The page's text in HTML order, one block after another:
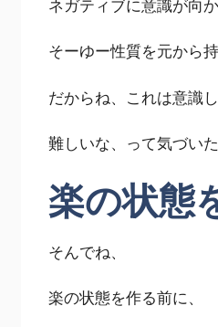
ネガティブに意識が向
そーゆー性質を元から
だからね、これは意識
難しいな、って気づい
楽の状態
そんでね、
楽の状態を作る前に、